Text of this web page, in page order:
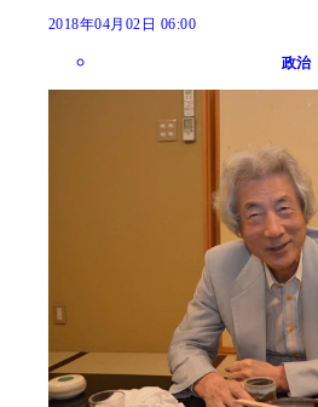
2018年04月02日 06:00
政治